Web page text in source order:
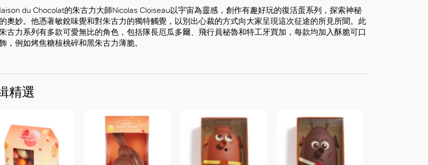
du Chocolat的朱古力大師Nicolas Cloiseau以宇宙為靈感，創作有趣好玩的復活蛋系列，探索神秘
奧妙。他憑著敏銳味覺和對朱古力的獨特觸覺，以別出心裁的方式向大家呈現這次征途的所見所聞。此
古力系列有多款可愛無比的角色，包括隊長厄瓜多爾、飛行員秘魯和特工牙買加，每款均加入酥脆可口
，例如烤焦糖核桃碎和黑朱古力薄脆。
精選